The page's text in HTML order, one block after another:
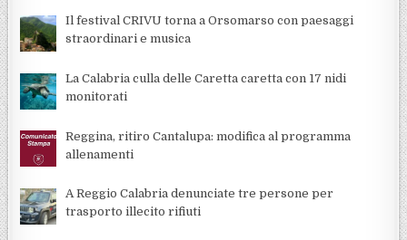
Il festival CRIVU torna a Orsomarso con paesaggi
straordinari e musica
La Calabria culla delle Caretta caretta con 17 nidi
monitorati
Reggina, ritiro Cantalupa: modifica al programma
allenamenti
A Reggio Calabria denunciate tre persone per
trasporto illecito rifiuti